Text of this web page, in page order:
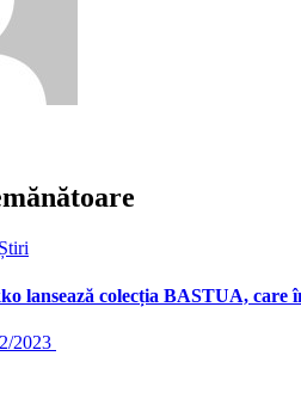
Știri
lansează colecția BASTUA,
2023